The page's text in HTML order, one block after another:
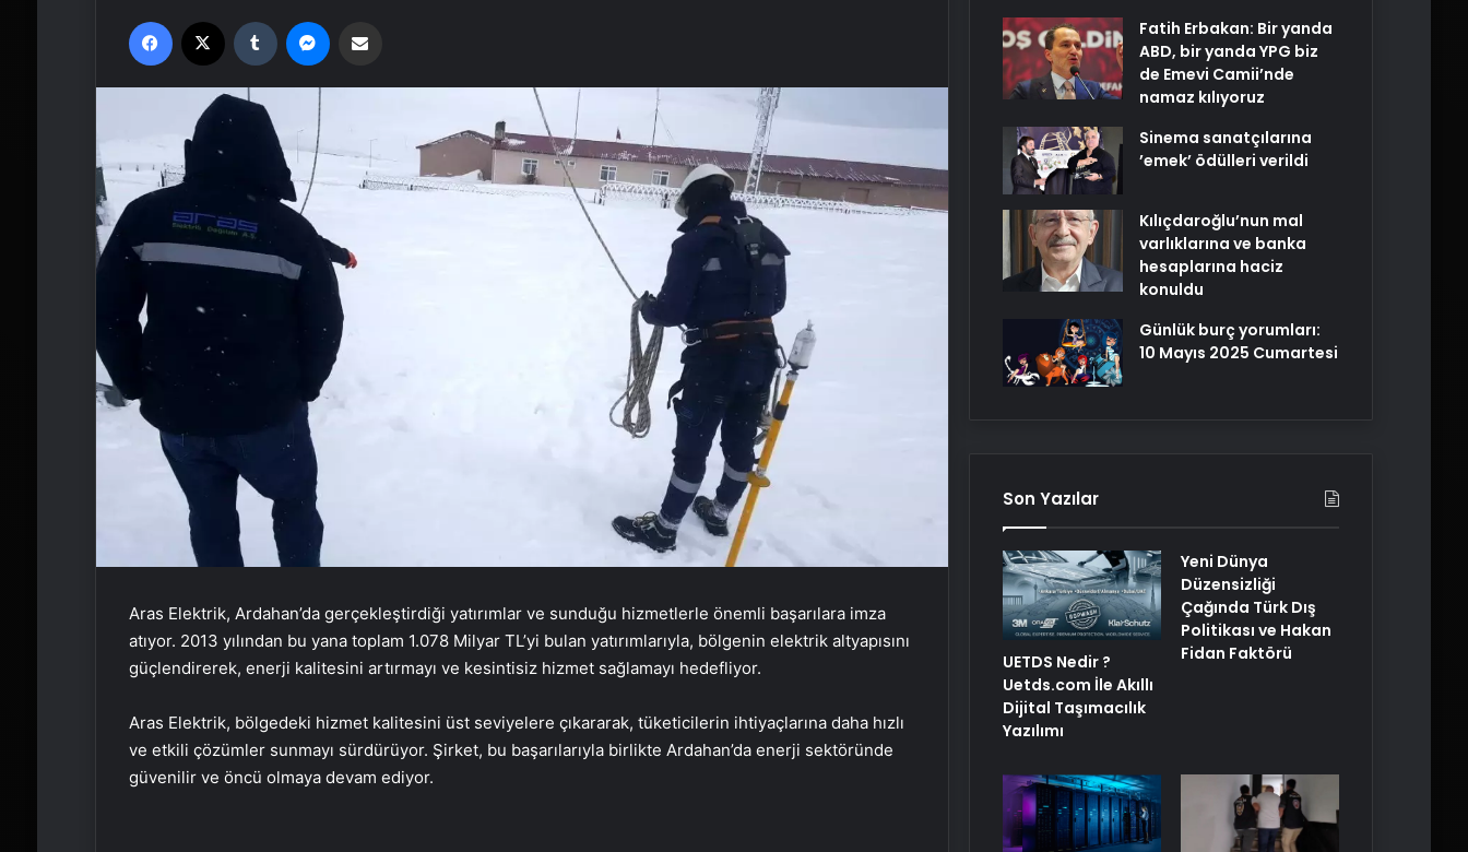
Facebook Tumblr
Aras Elektrik, Ardahan’da gerçekleştirdiği yatırımlar ve sunduğu hizmetlerle önemli başarılara imza
atıyor. 2013 yılından bu yana toplam 1.078 Milyar TL’yi bulan yatırımlarıyla, bölgenin elektrik altyapısını
güçlendirerek, enerji kalitesini artırmayı ve kesintisiz hizmet sağlamayı hedefliyor.
Aras Elektrik, bölgedeki hizmet kalitesini üst seviyelere çıkararak, tüketicilerin ihtiyaçlarına daha hızlı
ve etkili çözümler sunmayı sürdürüyor. Şirket, bu başarılarıyla birlikte Ardahan’da enerji sektöründe
güvenilir ve öncü olmaya devam ediyor.
Fatih Erbakan: Bir yanda
ABD, bir yanda YPG biz
de Emevi Camii’nde
namaz kılıyoruz
Sinema sanatçılarına
’emek’ ödülleri verildi
Kılıçdaroğlu’nun mal
varlıklarına ve banka
hesaplarına haciz
konuldu
Günlük burç yorumları:
10 Mayıs 2025 Cumartesi
Son Yazılar
UETDS Nedir ?
Uetds.com İle Akıllı
Dijital Taşımacılık
Yazılımı
Yeni Dünya
Düzensizliği
Çağında Türk Dış
Politikası ve Hakan
Fidan Faktörü